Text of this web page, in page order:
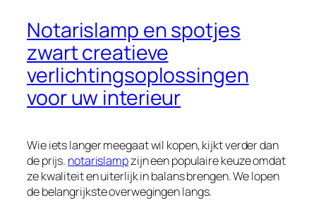
Notarislamp en spotjes
zwart creatieve
verlichtingsoplossingen
voor uw interieur
Wie iets langer meegaat wil kopen, kijkt verder dan
de prijs. notarislampzijn een populaire keuze omdat
ze kwaliteit en uiterlijk in balans brengen. We lopen
de belangrijkste overwegingen langs.